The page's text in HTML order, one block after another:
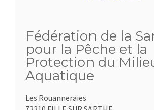
Fédération de la
pour la Pêche et la
Protection du
Aquatique
Les Rouanneraies